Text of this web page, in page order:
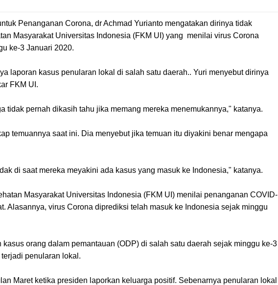
Penanganan Corona, dr Achmad Yurianto mengatakan dirinya tidak
Masyarakat Universitas Indonesia (FKM UI) yang menilai virus Corona
ke-3 Januari 2020.
laporan kasus penularan lokal di salah satu daerah.. Yuri menyebut dirinya
FKM UI.
tidak pernah dikasih tahu jika memang mereka menemukannya," katanya.
temuannya saat ini. Dia menyebut jika temuan itu diyakini benar mengapa
di saat mereka meyakini ada kasus yang masuk ke Indonesia," katanya.
Masyarakat Universitas Indonesia (FKM UI) menilai penanganan COVID-
Alasannya, virus Corona diprediksi telah masuk ke Indonesia sejak minggu
orang dalam pemantauan (ODP) di salah satu daerah sejak minggu ke-3
penularan lokal.
Maret ketika presiden laporkan keluarga positif. Sebenarnya penularan lokal